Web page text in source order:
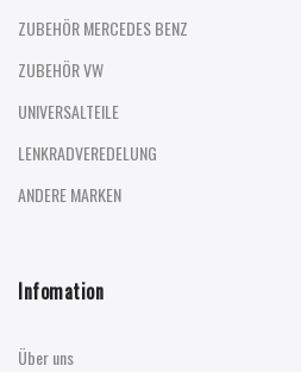
ZUBEHÖR MERCEDES BENZ
ZUBEHÖR VW
UNIVERSALTEILE
LENKRADVEREDELUNG
ANDERE MARKEN
Infomation
Über uns